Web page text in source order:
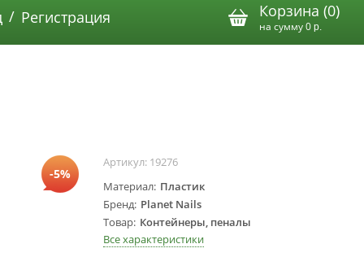
/ Регистрация Корзина (0)
на сумму0 р.
-5%
Артикул: 19276
Материал Пластик
Бренд Planet Nails
Товар Контейнеры, пеналы
Все характеристики